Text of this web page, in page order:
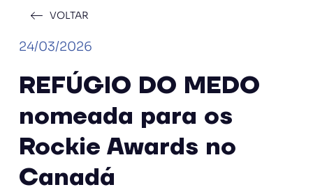
VOLTAR
24/03/2026
REFÚGIO DO MEDO
nomeada para os
Rockie Awards no
Canadá